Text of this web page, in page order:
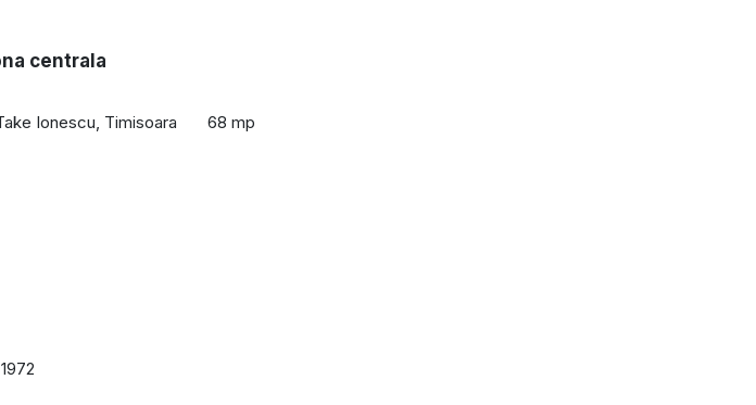
centrala
Ionescu, Timisoara 68 mp
1972